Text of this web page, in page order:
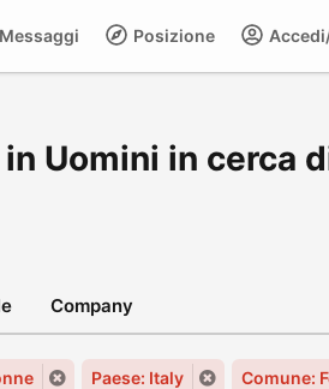
Posizione
Messaggi
Uomini in cerca
Company
Paese: Italy Comune: